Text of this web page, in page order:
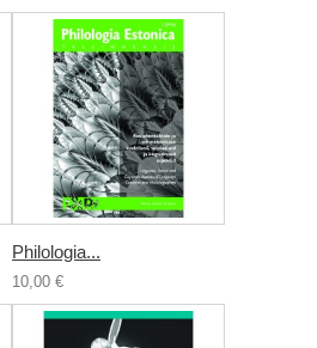
Philologia...
10,00 €